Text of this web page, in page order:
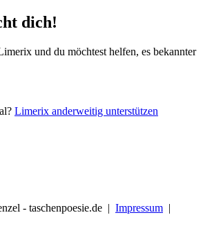
dich!
und du möchtest helfen, es bekannter
Limerix anderweitig unterstützen
- taschenpoesie.de | Impressum |